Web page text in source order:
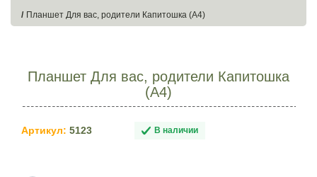
Планшет Для вас, родители Капитошка (А4)
Планшет Для вас, родители Капитошка
(А4)
Артикул: 5123 В наличии